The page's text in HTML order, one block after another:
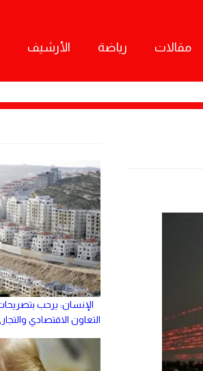
مقالات رياضة الأرشيف
الإنسان: يرحب
التعاون الاقتصادي